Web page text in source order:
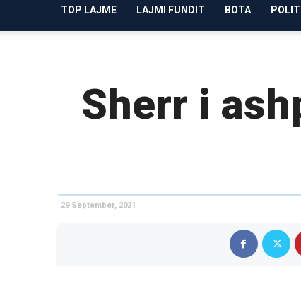
TOP LAJME LAJMI FUNDIT BOTA
Sherr i
29 September, 2021